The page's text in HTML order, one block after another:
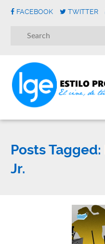
FACEBOOK TWITTER
Posts Tagged:
Jr.